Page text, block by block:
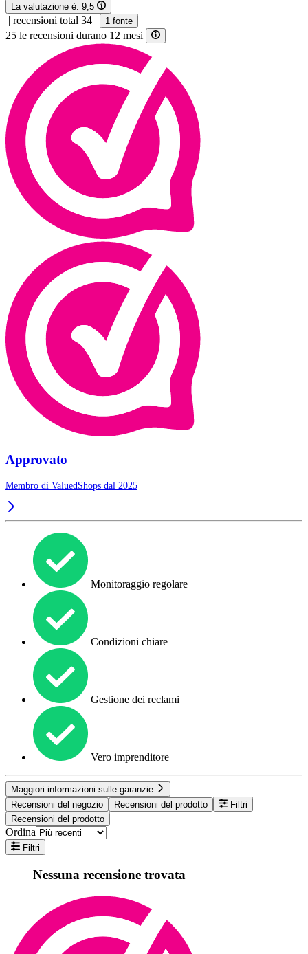
La valutazione è: 9,5
| recensioni total 34 | 1 fonte
25 le recensioni durano 12 mesi
Approvato
Membro di ValuedShops dal 2025
Monitoraggio regolare
Condizioni chiare
Gestione dei reclami
Vero imprenditore
Maggiori informazioni sulle garanzie
Recensioni del negozio
Recensioni del prodotto
Filtri
Recensioni del prodotto
Ordina
Filtri
Nessuna recensione trovata